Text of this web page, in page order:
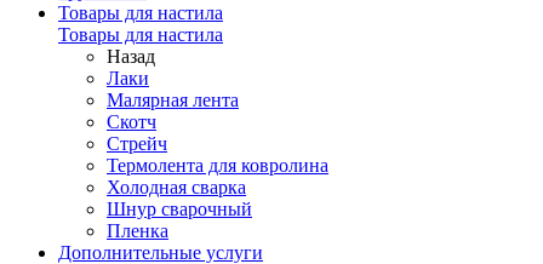
Товары для настила
Товары для настила
Назад
Лаки
Малярная лента
Скотч
Стрейч
Термолента для ковролина
Холодная сварка
Шнур сварочный
Пленка
Дополнительные услуги